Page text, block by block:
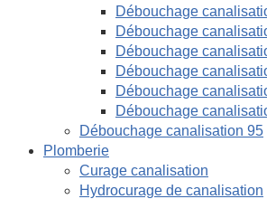
Débouchage
Débouchage
Débouchage
Débouchage
Débouchage
Débouchage
Débouchage canalisation 95
Plomberie
Curage canalisation
Hydrocurage de canalisation